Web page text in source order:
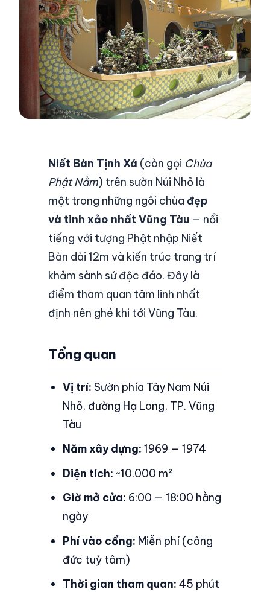
Niết Bàn Tịnh Xá (còn gọi Chùa
Phật Nằm) trên sườn Núi Nhỏ là
một trong những ngôi chùa đẹp
và tinh xảo nhất Vũng Tàu — nổi
tiếng với tượng Phật nhập Niết
Bàn dài 12m và kiến trúc trang trí
khảm sành sứ độc đáo. Đây là
điểm tham quan tâm linh nhất
định nên ghé khi tới Vũng Tàu.
Tổng quan
Vị trí: Sườn phía Tây Nam Núi
Nhỏ, đường Hạ Long, TP. Vũng
Tàu
Năm xây dựng: 1969 — 1974
Diện tích: ~10.000 m²
Giờ mở cửa: 6:00 — 18:00 hằng
ngày
Phí vào cổng: Miễn phí (công
đức tuỳ tâm)
Thời gian tham quan: 45 phút